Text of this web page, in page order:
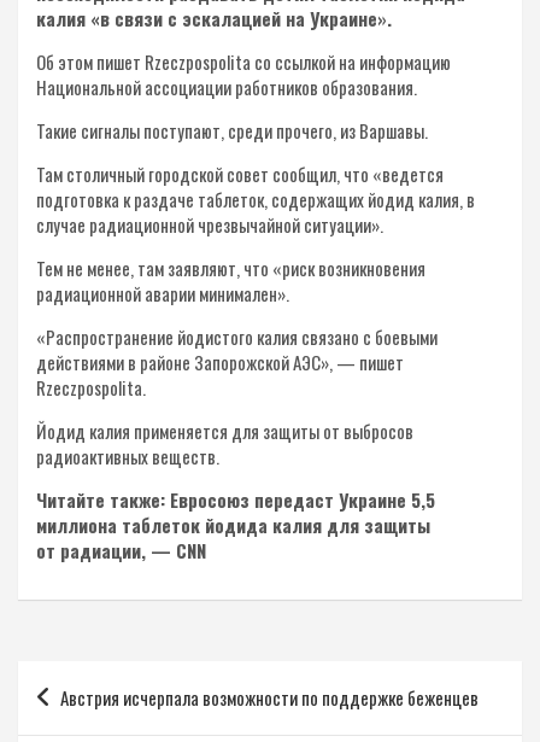
калия «в связи с эскалацией на Украине».
Об этом пишет Rzeczpospolita со ссылкой на информацию
Национальной ассоциации работников образования.
Такие сигналы поступают, среди прочего, из Варшавы.
Там столичный городской совет сообщил, что «ведется
подготовка к раздаче таблеток, содержащих йодид калия, в
случае радиационной чрезвычайной ситуации».
Тем не менее, там заявляют, что «риск возникновения
радиационной аварии минимален».
«Распространение йодистого калия связано с боевыми
действиями в районе Запорожской АЭС», — пишет
Rzeczpospolita.
Йодид калия применяется для защиты от выбросов
радиоактивных веществ.
Читайте также: Евросоюз передаст Украине 5,5
миллиона таблеток йодида калия для защиты
от радиации, — CNN
Навигация
по Австрия исчерпала возможности по поддержке беженцев